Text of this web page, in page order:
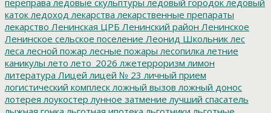
каток ледоход лекарства лекарственные препараты
лекарство Ленинская ЦРБ Ленинский район Ленинское
Ленинское сельское поселение Леонид Школьник лес
леса лесной пожар лесные пожары лесопилка летние
каникулы лето лето_2026 лжетерроризм лимон
литература Лицей лицей № 23 личный прием
логистический комплеск ложный вызов ложный донос
лотерея лоукостер лунное затмение лучший спасатель